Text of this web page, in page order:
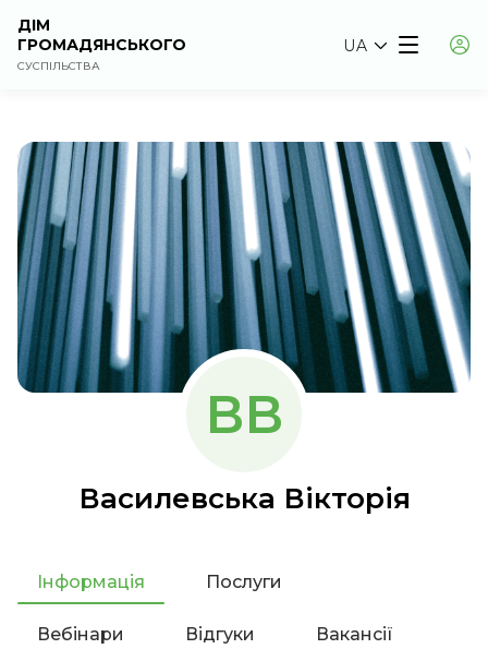
ДІМ
ГРОМАДЯНСЬКОГО
СУСПІЛЬСТВА
UA
ВВ
Василевська Вікторія
Інформація Послуги
Вебінари Відгуки Вакансії